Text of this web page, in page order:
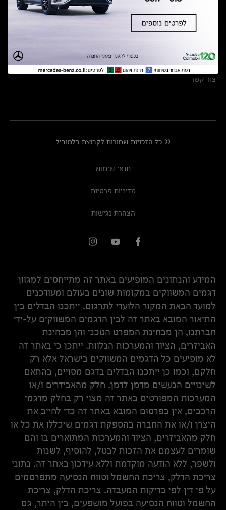
מצאו אותנו
אולמות תצוגה
מרכזי שירות
צור קשר
© כל הזכויות שמורות לקבוצת כלמוביל
תנאי שימוש
מדיניות פרטיות
הצהרת נגישות
המידע והנתונים המופיעים באתר זה מתייחסים למגוון
דגמים המשווקים במקומות שונים בעולם ומעודכנים
למועד הבאת המקור הלועדי לתרגום. ייתכנו הבדלים בין
התיאור המובא באתר זה לבין הדגמים המשווקים על-ידי
חברתנו, הן מבחינת המפרט הטכני והן מבחינת
האביזרים, הציוד והמערכות הנלוות. ייתכן כי באתר זה
לא מופיעים כל הדגמים המשווקים בישראל אלא רק
חלקם, וכמו כן ייתכנו הבדלים בדגם מסויים, בהתאם
לשינויים הנעשים מדמן לדמן. חלק מהאביזרים ו/או
המערכות המפורטים באתר זה מצוי רק בחלק מדגמי
הרכבים, אין בפרסום המובא באתר זה כדי לחייב את
היצרן ו/או את החברה בהספקת דגמים שיכללו את כל או
חלק מהאביזרים, הציוד והמערכות המתוארים בו והם
שומרים לעצמם את הזכות לבטל, להוסיף, לשנות
ולשפר, ללא הודעה מוקדמת וללא עידכון באתר זה. נתוני
צריכת הדלק, צריכת החשמל וטווח הנסיעה מתפרסמים
על פי דין לפי בדיקות המעבדה. צריכת הדלק, צריכת
החשמל וטווח הנסיעה בפועל מושפעים, בין היתר, גם